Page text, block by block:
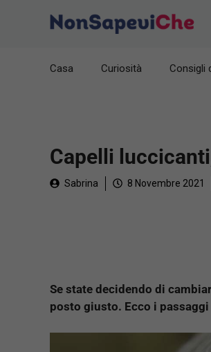
Casa Curiosità Consigli
Capelli
Sabrina 8 Novembre 2021
Se state decidendo di
posto giusto. Ecco i